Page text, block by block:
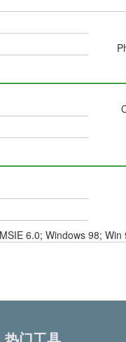
6.0; Windows 98;